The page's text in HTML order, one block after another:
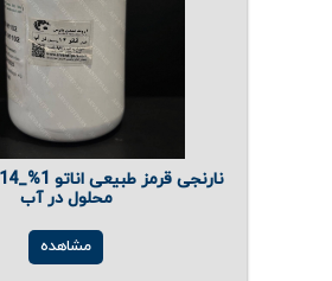
محلول در آب
مشاهده